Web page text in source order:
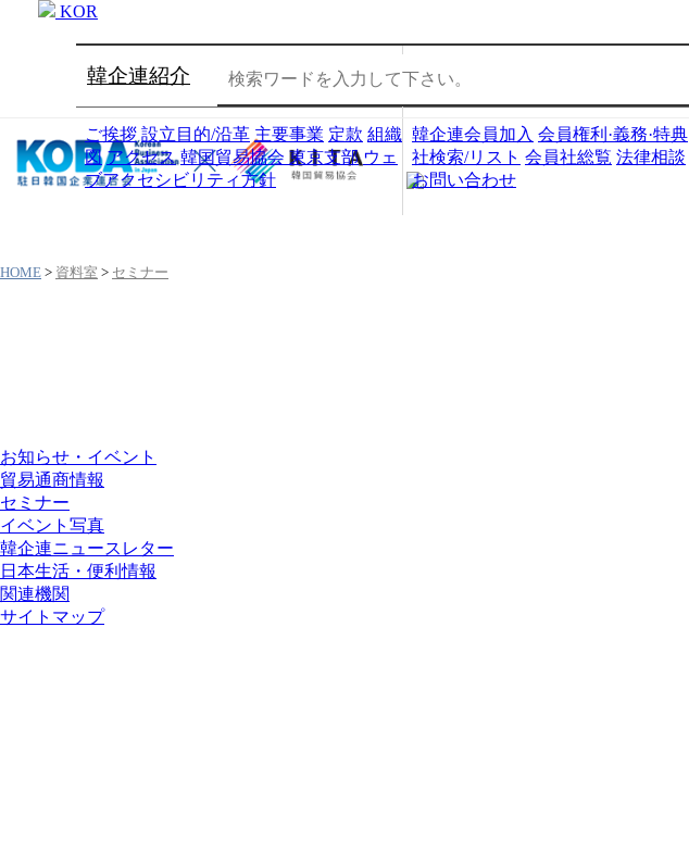
韓企連紹介
ご挨拶 設立目的/沿革 主要事業 定款 組織
図 アクセス 韓国貿易協会 東京支部 ウェ
ブアクセシビリティ方針
会員社加入・検索
韓企連会員加入 会員権利·義務·特典
社検索/リスト 会員社総覧 法律相談
お問い合わせ
KOR
HOME > 資料室 > セミナー
お知らせ・イベント
貿易通商情報
セミナー
イベント写真
韓企連ニュースレター
日本生活・便利情報
関連機関
サイトマップ